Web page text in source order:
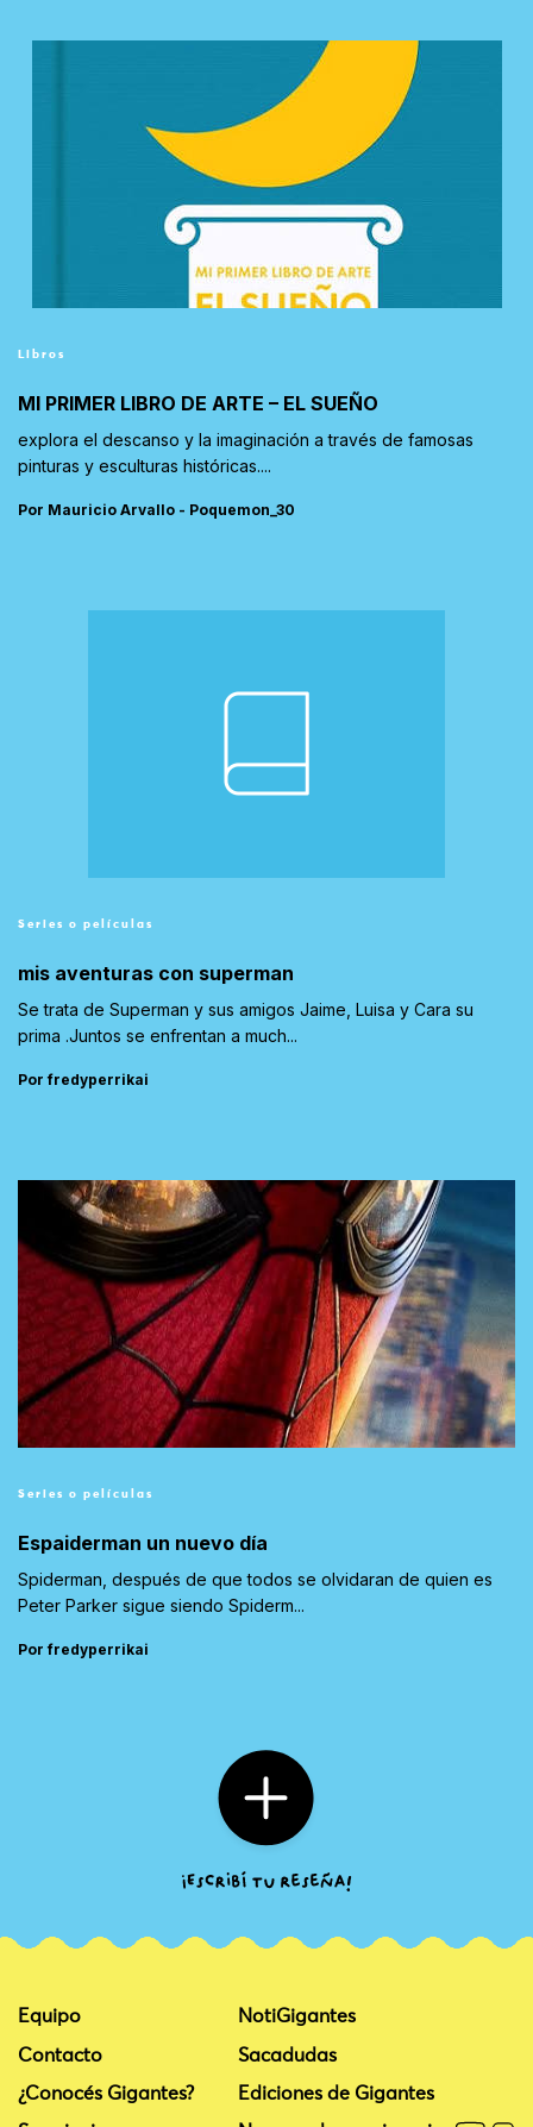
Libros
MI PRIMER LIBRO DE ARTE – EL SUEÑO
explora el descanso y la imaginación a través de famosas
pinturas y esculturas históricas....
Por Mauricio Arvallo - Poquemon_30
Series o películas
mis aventuras con superman
Se trata de Superman y sus amigos Jaime, Luisa y Cara su
prima .Juntos se enfrentan a much...
Por fredyperrikai
Series o películas
Espaiderman un nuevo día
Spiderman, después de que todos se olvidaran de quien es
Peter Parker sigue siendo Spiderm...
Por fredyperrikai
Equipo
Contacto
¿Conocés Gigantes?
NotiGigantes
Sacadudas
Ediciones de Gigantes